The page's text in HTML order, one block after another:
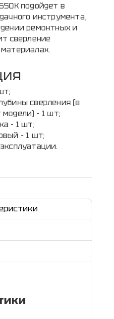
подойдет в
инструмента,
ремонтных и
сверление
сверления (в
- 1 шт;
- 1 шт;
- 1 шт;